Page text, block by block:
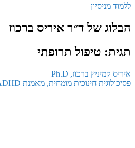
ללמוד מניסיון
הבלוג של ד״ר איריס ברכוז
תגית: טיפול תרופתי
איריס קמיניץ ברכוז, Ph.D
פסיכולוגית חינוכית מומחית, מאמנת ADHD בכירה